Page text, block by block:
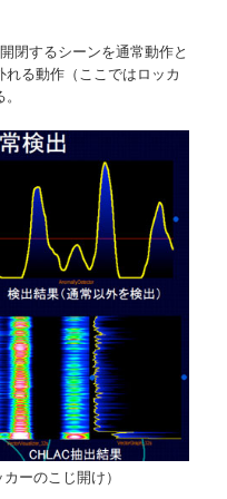
閉するシーンを通常動作と
る動作（ここではロッカ
ーのこじ開け）